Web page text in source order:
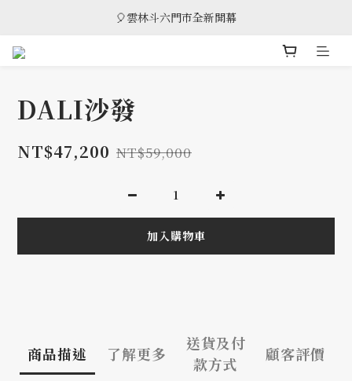
🎈雲林斗六門市全新開幕
🎈雲林斗六門市全新開幕
🎁 消費滿8萬享95折，滿12萬享9折優惠，部分商品除外
DALI沙發
NT$47,200 NT$59,000
加入購物車
商品描述 了解更多
送貨及付
款方式
顧客評價